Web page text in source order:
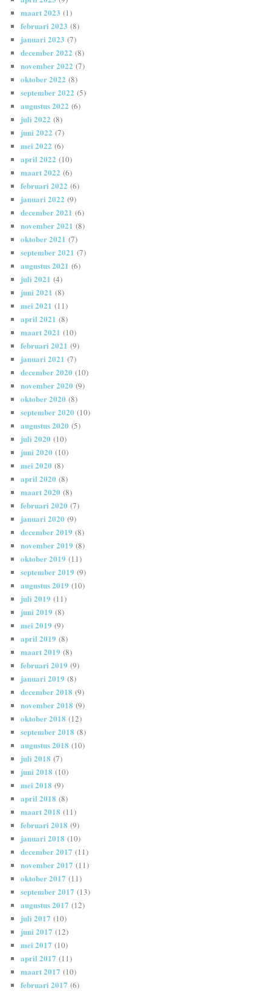
maart 2023 (1)
februari 2023 (8)
januari 2023 (7)
december 2022 (8)
november 2022 (7)
oktober 2022 (8)
september 2022 (5)
augustus 2022 (6)
juli 2022 (8)
juni 2022 (7)
mei 2022 (6)
april 2022 (10)
maart 2022 (6)
februari 2022 (6)
januari 2022 (9)
december 2021 (6)
november 2021 (8)
oktober 2021 (7)
september 2021 (7)
augustus 2021 (6)
juli 2021 (4)
juni 2021 (8)
mei 2021 (11)
april 2021 (8)
maart 2021 (10)
februari 2021 (9)
januari 2021 (7)
december 2020 (10)
november 2020 (9)
oktober 2020 (8)
september 2020 (10)
augustus 2020 (5)
juli 2020 (10)
juni 2020 (10)
mei 2020 (8)
april 2020 (8)
maart 2020 (8)
februari 2020 (7)
januari 2020 (9)
december 2019 (8)
november 2019 (8)
oktober 2019 (11)
september 2019 (9)
augustus 2019 (10)
juli 2019 (11)
juni 2019 (8)
mei 2019 (9)
april 2019 (8)
maart 2019 (8)
februari 2019 (9)
januari 2019 (8)
december 2018 (9)
november 2018 (9)
oktober 2018 (12)
september 2018 (8)
augustus 2018 (10)
juli 2018 (7)
juni 2018 (10)
mei 2018 (9)
april 2018 (8)
maart 2018 (11)
februari 2018 (9)
januari 2018 (10)
december 2017 (11)
november 2017 (11)
oktober 2017 (11)
september 2017 (13)
augustus 2017 (12)
juli 2017 (10)
juni 2017 (12)
mei 2017 (10)
april 2017 (11)
maart 2017 (10)
februari 2017 (6)